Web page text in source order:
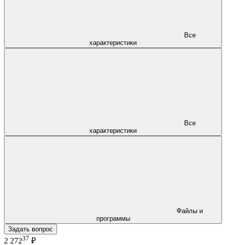
характеристики
характеристики
программы
Задать вопрос
2 27237 ₽